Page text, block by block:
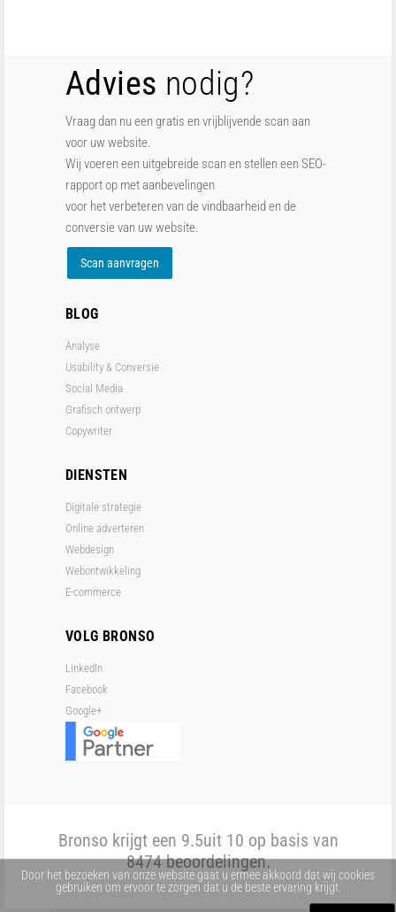
Advies nodig?
Vraag dan nu een gratis en vrijblijvende scan aan
voor uw website.
Wij voeren een uitgebreide scan en stellen een SEO-
rapport op met aanbevelingen
voor het verbeteren van de vindbaarheid en de
conversie van uw website.
Scan aanvragen
BLOG
Analyse
Usability & Conversie
Social Media
Grafisch ontwerp
Copywriter
DIENSTEN
Digitale strategie
Online adverteren
Webdesign
Webontwikkeling
E-commerce
VOLG BRONSO
LinkedIn
Facebook
Google+
Bronso krijgt een 9.5uit 10 op basis van
8474beoordelingen.
Door het bezoeken van onze website gaat u ermee akkoord dat wij cookies
gebruiken om ervoor te zorgen dat u de beste ervaring krijgt.